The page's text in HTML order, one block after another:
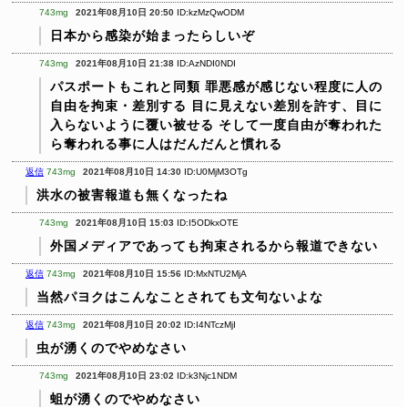
743mg 2021年08月10日 20:50 ID:kzMzQwODM
日本から感染が始まったらしいぞ
743mg 2021年08月10日 21:38 ID:AzNDI0NDI
パスポートもこれと同類 罪悪感が感じない程度に人の
自由を拘束・差別する
目に見えない差別を許す、目に
入らないように覆い被せる そして一度自由が奪われた
ら奪われる事に人はだんだんと慣れる
返信 743mg 2021年08月10日 14:30 ID:U0MjM3OTg
洪水の被害報道も無くなったね
743mg 2021年08月10日 15:03 ID:I5ODkxOTE
外国メディアであっても拘束されるから報道できない
返信 743mg 2021年08月10日 15:56 ID:MxNTU2MjA
当然パヨクはこんなことされても文句ないよな
返信 743mg 2021年08月10日 20:02 ID:I4NTczMjI
虫が湧くのでやめなさい
743mg 2021年08月10日 23:02 ID:k3Njc1NDM
蛆が湧くのでやめなさい